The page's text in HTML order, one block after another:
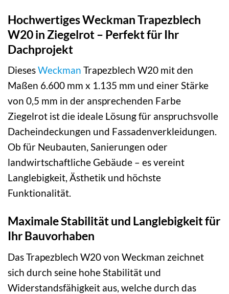
Hochwertiges Weckman Trapezblech
W20 in Ziegelrot – Perfekt für Ihr
Dachprojekt
DiesesWeckman Trapezblech W20 mit den
Maßen 6.600 mm x 1.135 mm und einer Stärke
von 0,5 mm in der ansprechenden Farbe
Ziegelrot ist die ideale Lösung für anspruchsvolle
Dacheindeckungen und Fassadenverkleidungen.
Ob für Neubauten, Sanierungen oder
landwirtschaftliche Gebäude – es vereint
Langlebigkeit, Ästhetik und höchste
Funktionalität.
Maximale Stabilität und Langlebigkeit für
Ihr Bauvorhaben
Das Trapezblech W20 von Weckman zeichnet
sich durch seine hohe Stabilität und
Widerstandsfähigkeit aus, welche durch das